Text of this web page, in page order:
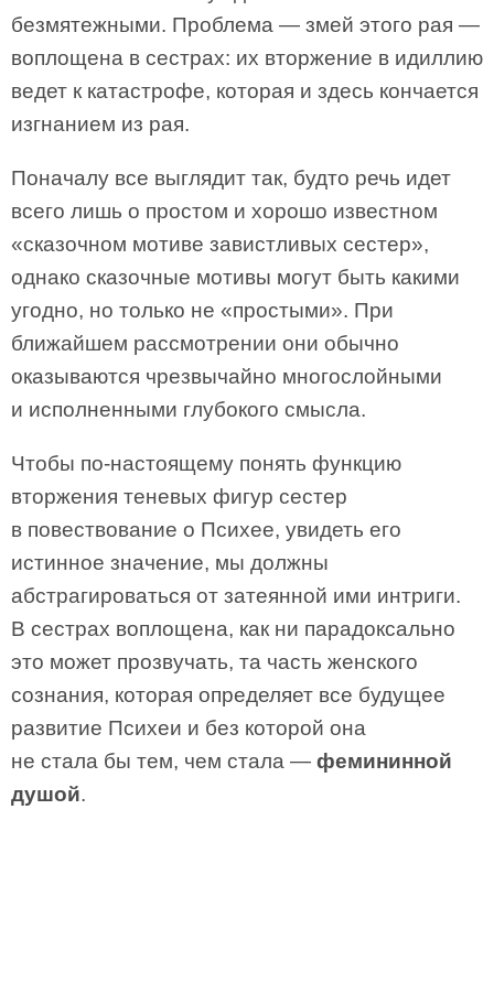
безмятежными. Проблема — змей этого рая —
воплощена в сестрах: их вторжение в идиллию
ведет к катастрофе, которая и здесь кончается
изгнанием из рая.
Поначалу все выглядит так, будто речь идет
всего лишь о простом и хорошо известном
«сказочном мотиве завистливых сестер»,
однако сказочные мотивы могут быть какими
угодно, но только не «простыми». При
ближайшем рассмотрении они обычно
оказываются чрезвычайно многослойными
и исполненными глубокого смысла.
Чтобы по-настоящему понять функцию
вторжения теневых фигур сестер
в повествование о Психее, увидеть его
истинное значение, мы должны
абстрагироваться от затеянной ими интриги.
В сестрах воплощена, как ни парадоксально
это может прозвучать, та часть женского
сознания, которая определяет все будущее
развитие Психеи и без которой она
не стала бы тем, чем стала — фемининной
душой.